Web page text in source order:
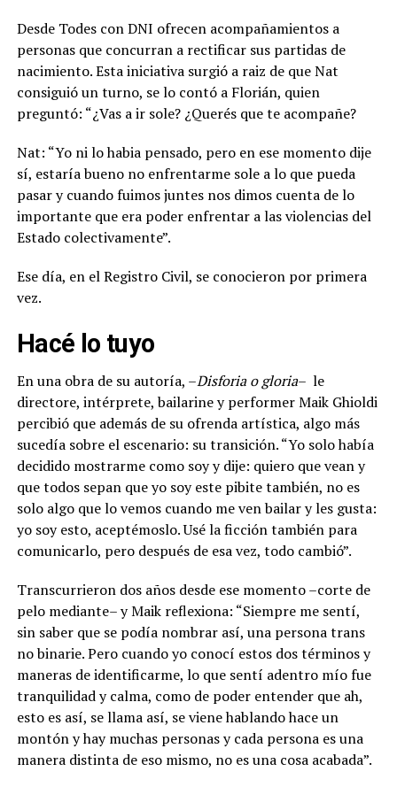
Desde Todes con DNI ofrecen acompañamientos a
personas que concurran a rectificar sus partidas de
nacimiento. Esta iniciativa surgió a raiz de que Nat
consiguió un turno, se lo contó a Florián, quien
preguntó: “¿Vas a ir sole? ¿Querés que te acompañe?
Nat: “Yo ni lo habia pensado, pero en ese momento dije
sí, estaría bueno no enfrentarme sole a lo que pueda
pasar y cuando fuimos juntes nos dimos cuenta de lo
importante que era poder enfrentar a las violencias del
Estado colectivamente”.
Ese día, en el Registro Civil, se conocieron por primera
vez.
Hacé lo tuyo
En una obra de su autoría, –Disforia o gloria– le
directore, intérprete, bailarine y performer Maik Ghioldi
percibió que además de su ofrenda artística, algo más
sucedía sobre el escenario: su transición. “Yo solo había
decidido mostrarme como soy y dije: quiero que vean y
que todos sepan que yo soy este pibite también, no es
solo algo que lo vemos cuando me ven bailar y les gusta:
yo soy esto, aceptémoslo. Usé la ficción también para
comunicarlo, pero después de esa vez, todo cambió”.
Transcurrieron dos años desde ese momento –corte de
pelo mediante– y Maik reflexiona: “Siempre me sentí,
sin saber que se podía nombrar así, una persona trans
no binarie. Pero cuando yo conocí estos dos términos y
maneras de identificarme, lo que sentí adentro mío fue
tranquilidad y calma, como de poder entender que ah,
esto es así, se llama así, se viene hablando hace un
montón y hay muchas personas y cada persona es una
manera distinta de eso mismo, no es una cosa acabada”.